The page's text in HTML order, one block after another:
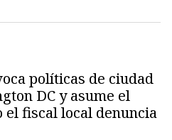
políticas de ciudad
DC y asume el
fiscal local denuncia